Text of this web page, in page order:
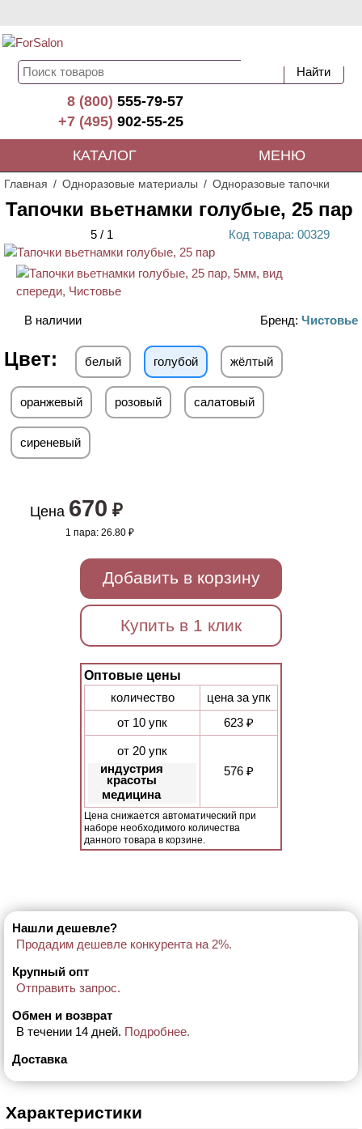
8 (800)555-79-57
+7 (495)902-55-25
КАТАЛОГ МЕНЮ
Главная Одноразовые материалы Одноразовые тапочки
Тапочки вьетнамки голубые, 25 пар
5 / 1 Код товара: 00329
В наличии Бренд: Чистовье
Цвет: белый голубой жёлтый
оранжевый розовый салатовый
сиреневый
Цена 670 ₽
1 пара:26.80 ₽
Добавить в корзину
Купить в 1 клик
Оптовые цены
количество
цена за упк
от 10 упк
623 ₽
от 20 упк
индустрия
красоты
медицина
576 ₽
Цена снижается автоматический при
наборе необходимого количества
данного товара в корзине.
Нашли дешевле?
Продадим дешевле конкурента на 2%.
Крупный опт
Отправить запрос.
Обмен и возврат
В течении 14 дней. Подробнее.
Доставка
Характеристики